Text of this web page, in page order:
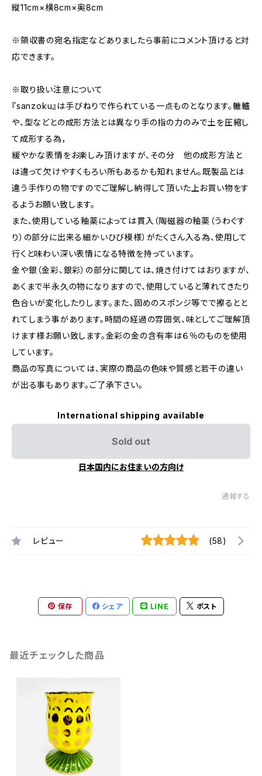
縦11cm×横8cm×奥8cm
※領収書の宛名指定などありましたら事前にコメント頂けると対
応できます。
※取り扱い注意について
『sanzoku』は手びねりで作られている一点ものとなります。轆轤
や、型などとの成形方法とは異なり手の指の力のみで土を圧縮し
て成形する為，
緩やかな表情をお楽しみ頂けますが、その分 他の成形方法と
は違って欠けやすくもろい所もあるかも知れません。既製品とは
違う手作りの物ですのでご理解し納得して頂いた上お買い物をす
るようお願い致します。
また、使用している釉薬によっては貫入（陶磁器の釉薬（うわぐす
り）の部分に出来る細かいひび模様）がたくさん入る為、使用して
行くと味わい深い表情になる特徴を持っています。
金や銀（金彩、銀彩）の部分に関しては、焼き付けてはおりますが、
あくまで半永久の物になりますので、使用していると薄れてきたり
色合いが変化したりします。また、固めのスポンジ等でで擦るとと
れてしまう事があります。時間の経過の雰囲気、味としてご理解頂
けます様お願い致します。金彩の金の含有率は６％のものを使用
しています。
商品の写真については、実際の商品の色味や質感と若干の違い
が出る事もあります。ご了承下さい。
International shipping available
Sold out
日本国内にお住まいの方向け
通報する
レビュー (58)
保存 シェア LINE ポスト
最近チェックした商品